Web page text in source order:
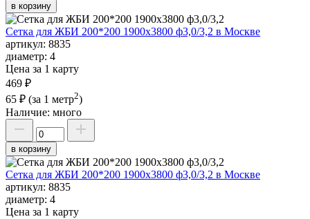
в корзину
Сетка для ЖБИ 200*200 1900х3800 ф3,0/3,2 в Москве
артикул: 8835
диаметр: 4
Цена за 1 карту
469 ₽
65 ₽ (за 1 метр2)
Наличие: много
в корзину
Сетка для ЖБИ 200*200 1900х3800 ф3,0/3,2 в Москве
артикул: 8835
диаметр: 4
Цена за 1 карту